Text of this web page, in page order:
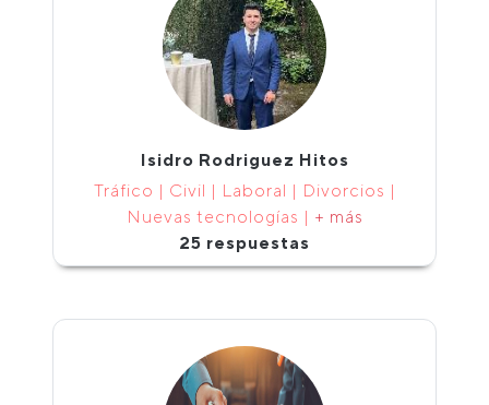
Isidro Rodriguez Hitos
Tráfico | Civil | Laboral | Divorcios |
Nuevas tecnologías | + más
25 respuestas